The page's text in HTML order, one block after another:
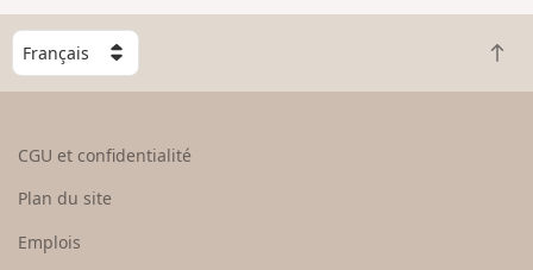
C
h
o
e
R
e
CGU et confidentialité
Plan du site
Emplois